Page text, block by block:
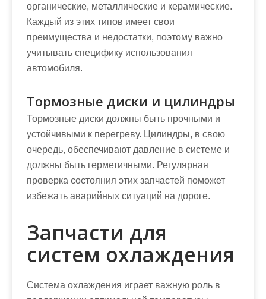
органические, металлические и керамические.
Каждый из этих типов имеет свои
преимущества и недостатки, поэтому важно
учитывать специфику использования
автомобиля.
Тормозные диски и цилиндры
Тормозные диски должны быть прочными и
устойчивыми к перегреву. Цилиндры, в свою
очередь, обеспечивают давление в системе и
должны быть герметичными. Регулярная
проверка состояния этих запчастей поможет
избежать аварийных ситуаций на дороге.
Запчасти для
систем охлаждения
Система охлаждения играет важную роль в